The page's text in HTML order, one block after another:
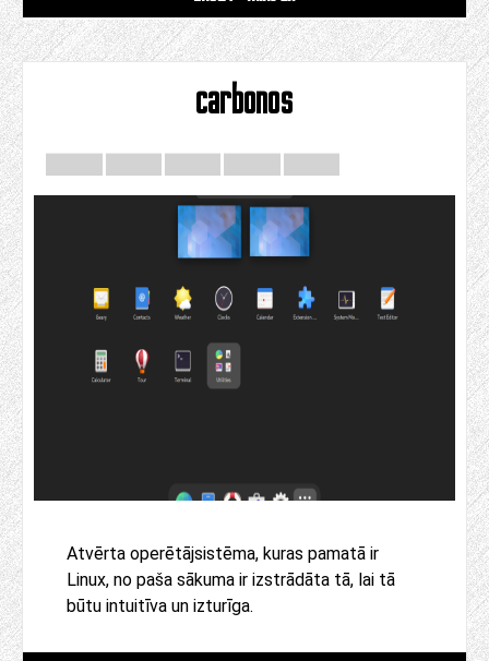
carbonos
Atvērta operētājsistēma, kuras pamatā ir
Linux, no paša sākuma ir izstrādāta tā, lai tā
būtu intuitīva un izturīga.